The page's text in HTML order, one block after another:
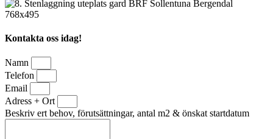
Kontakta oss idag!
Namn
Telefon
Email
Adress + Ort
Beskriv ert behov, förutsättningar, antal m2 & önskat startdatum